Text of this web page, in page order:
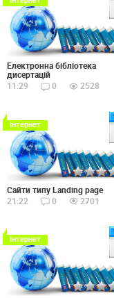
Електронна бібліотека
дисертацій
11:29
0 2528
Інтернет
Сайти типу Landing page
21:22
0 2701
Інтернет